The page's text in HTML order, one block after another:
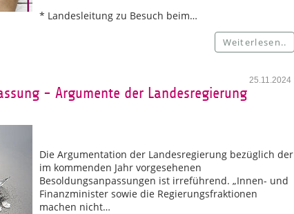
* Landesleitung zu Besuch beim…
Weiterlesen..
25.11.2024
- Argumente der Landesregierung
Die Argumentation der Landesregierung bezüglich der
im kommenden Jahr vorgesehenen
Besoldungsanpassungen ist irreführend. „Innen- und
Finanzminister sowie die Regierungsfraktionen
machen nicht…